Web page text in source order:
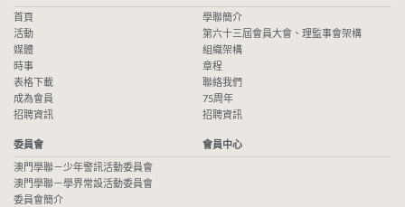
首頁
活動
媒體
時事
表格下載
成為會員
招聘資訊
學聯簡介
第六十三屆會員大會、理監事會架構
組織架構
章程
聯絡我們
75周年
招聘資訊
委員會
澳門學聯－少年警訊活動委員會
澳門學聯－學界常設活動委員會
委員會簡介
會員中心